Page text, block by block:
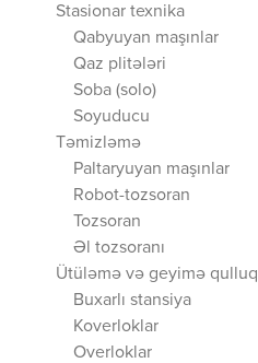
Stasionar texnika
Qabyuyan maşınlar
Qaz plitələri
Soba (solo)
Soyuducu
Təmizləmə
Paltaryuyan maşınlar
Robot-tozsoran
Tozsoran
Əl tozsoranı
Ütüləmə və geyimə qulluq
Buxarlı stansiya
Koverloklar
Overloklar